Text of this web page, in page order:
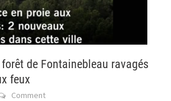
de Fontainebleau ravagés
feux
Comment